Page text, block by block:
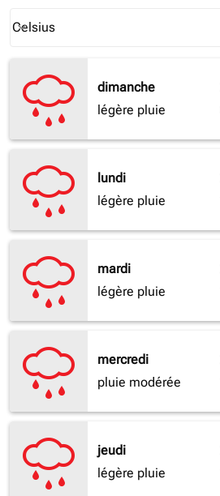
Celsius
keyboard_arrow_down
dimanche
légère pluie
lundi
légère pluie
mardi
légère pluie
mercredi
pluie modérée
jeudi
légère pluie